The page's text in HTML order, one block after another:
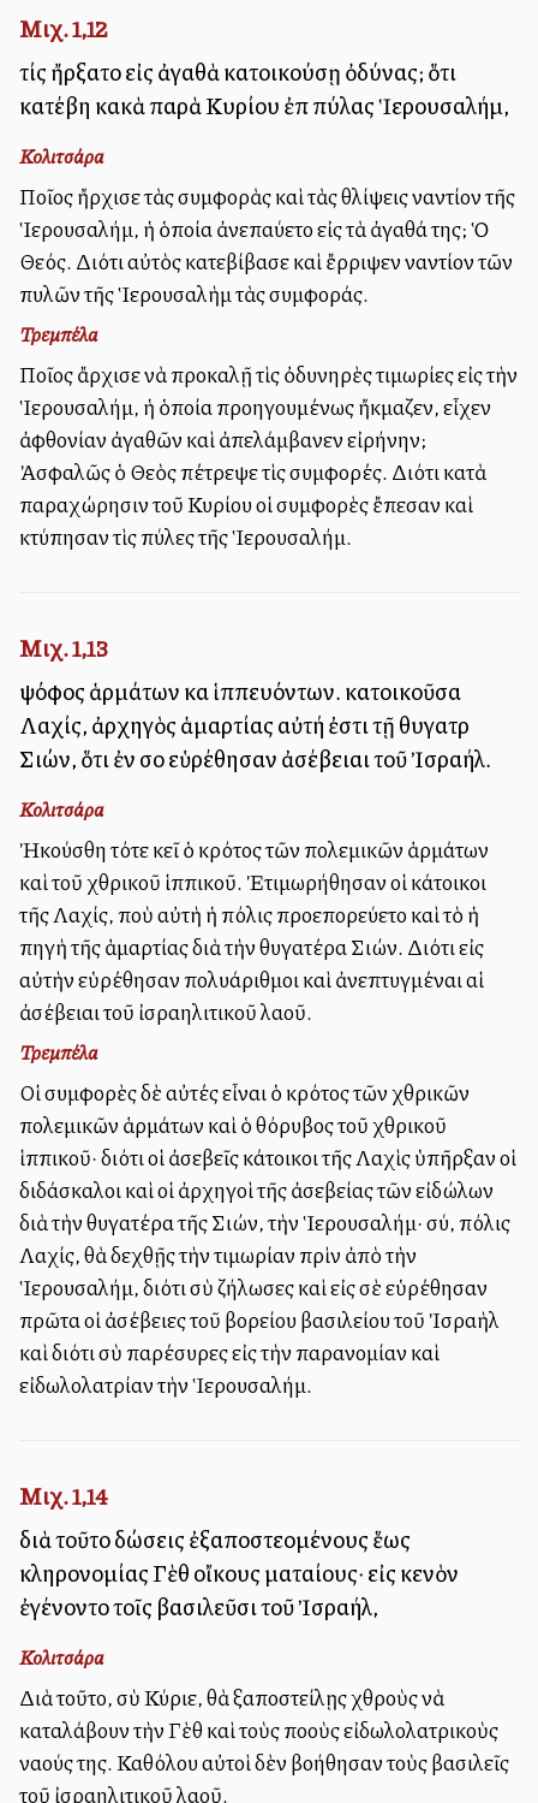
Μιχ. 1,12
τίς ἤρξατο εἰς ἀγαθὰ κατοικούσῃ ὀδύνας; ὅτι
κατέβη κακὰ παρὰ Κυρίου ἐπὶ πύλας Ἱερουσαλήμ,
Κολιτσάρα
Ποῖος ἤρχισε τὰς συμφορὰς καὶ τὰς θλίψεις ἐναντίον τῆς
Ἱερουσαλήμ, ἡ ὁποία ἀνεπαύετο εἰς τὰ ἀγαθά της; Ὁ
Θεός. Διότι αὐτὸς κατεβίβασε καὶ ἔρριψεν ἐναντίον τῶν
πυλῶν τῆς Ἱερουσαλὴμ τὰς συμφοράς.
Τρεμπέλα
Ποῖος ἄρχισε νὰ προκαλῇ τὶς ὀδυνηρὲς τιμωρίες εἰς τὴν
Ἱερουσαλήμ, ἡ ὁποία προηγουμένως ἤκμαζεν, εἶχεν
ἀφθονίαν ἀγαθῶν καὶ ἀπελάμβανεν εἰρήνην;
Ἀσφαλῶς ὁ Θεὸς ἐπέτρεψε τὶς συμφορές. Διότι κατὰ
παραχώρησιν τοῦ Κυρίου οἱ συμφορὲς ἔπεσαν καὶ
ἐκτύπησαν τὶς πύλες τῆς Ἱερουσαλήμ.
Μιχ. 1,13
ψόφος ἁρμάτων καὶ ἱππευόντων. κατοικοῦσα
Λαχίς, ἀρχηγὸς ἁμαρτίας αὐτή ἐστι τῇ θυγατρὶ
Σιών, ὅτι ἐν σοὶ εὑρέθησαν ἀσέβειαι τοῦ Ἰσραήλ.
Κολιτσάρα
Ἠκούσθη τότε ἐκεῖ ὁ κρότος τῶν πολεμικῶν ἁρμάτων
καὶ τοῦ ἐχθρικοῦ ἱππικοῦ. Ἐτιμωρήθησαν οἱ κάτοικοι
τῆς Λαχίς, ποὺ αὐτὴ ἡ πόλις προεπορεύετο καὶ τὸ ἡ
πηγὴ τῆς ἁμαρτίας διὰ τὴν θυγατέρα Σιών. Διότι εἰς
αὐτὴν εὑρέθησαν πολυάριθμοι καὶ ἀνεπτυγμέναι αἱ
ἀσέβειαι τοῦ ἰσραηλιτικοῦ λαοῦ.
Τρεμπέλα
Οἱ συμφορὲς δὲ αὐτές εἶναι ὁ κρότος τῶν ἐχθρικῶν
πολεμικῶν ἁρμάτων καὶ ὁ θόρυβος τοῦ ἐχθρικοῦ
ἱππικοῦ· διότι οἱ ἀσεβεῖς κάτοικοι τῆς Λαχὶς ὑπῆρξαν οἱ
διδάσκαλοι καὶ οἱ ἀρχηγοὶ τῆς ἀσεβείας τῶν εἰδώλων
διὰ τὴν θυγατέρα τῆς Σιών, τὴν Ἱερουσαλήμ· σύ, πόλις
Λαχίς, θὰ δεχθῇς τὴν τιμωρίαν πρὶν ἀπὸ τὴν
Ἱερουσαλήμ, διότι σὺ ἐζήλωσες καὶ εἰς σὲ εὑρέθησαν
πρῶτα οἱ ἀσέβειες τοῦ βορείου βασιλείου τοῦ Ἰσραὴλ
καὶ διότι σὺ παρέσυρες εἰς τὴν παρανομίαν καὶ
εἰδωλολατρίαν τὴν Ἱερουσαλήμ.
Μιχ. 1,14
διὰ τοῦτο δώσεις ἐξαποστελλομένους ἕως
κληρονομίας Γὲθ οἴκους ματαίους· εἰς κενὸν
ἐγένοντο τοῖς βασιλεῦσι τοῦ Ἰσραήλ,
Κολιτσάρα
Διὰ τοῦτο, σὺ Κύριε, θὰ ἐξαποστείλῃς ἐχθροὺς νὰ
καταλάβουν τὴν Γὲθ καὶ τοὺς πολλοὺς εἰδωλολατρικοὺς
ναούς της. Καθόλου αὐτοὶ δὲν ἐβοήθησαν τοὺς βασιλεῖς
τοῦ ἰσραηλιτικοῦ λαοῦ.